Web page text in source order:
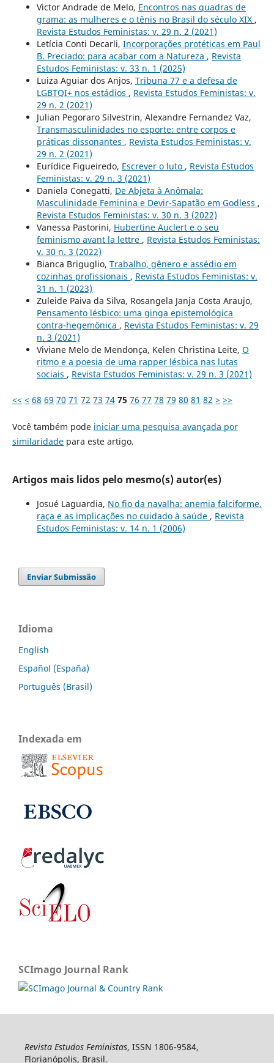
Victor Andrade de Melo, Encontros nas quadras de
grama: as mulheres e o tênis no Brasil do século XIX ,
Revista Estudos Feministas: v. 29 n. 2 (2021)
Letícia Conti Decarli, Incorporações protéticas em Paul
B. Preciado: para acabar com a Natureza , Revista
Estudos Feministas: v. 33 n. 1 (2025)
Luiza Aguiar dos Anjos, Tribuna 77 e a defesa de
LGBTQI+ nos estádios , Revista Estudos Feministas: v.
29 n. 2 (2021)
Julian Pegoraro Silvestrin, Alexandre Fernandez Vaz,
Transmasculinidades no esporte: entre corpos e
práticas dissonantes , Revista Estudos Feministas: v.
29 n. 2 (2021)
Eurídice Figueiredo, Escrever o luto , Revista Estudos
Feministas: v. 29 n. 3 (2021)
Daniela Conegatti, De Abjeta à Anômala:
Masculinidade Feminina e Devir-Sapatão em Godless ,
Revista Estudos Feministas: v. 30 n. 3 (2022)
Vanessa Pastorini, Hubertine Auclert e o seu
feminismo avant la lettre , Revista Estudos Feministas:
v. 30 n. 3 (2022)
Bianca Briguglio, Trabalho, gênero e assédio em
cozinhas profissionais , Revista Estudos Feministas: v.
31 n. 1 (2023)
Zuleide Paiva da Silva, Rosangela Janja Costa Araujo,
Pensamento lésbico: uma ginga epistemológica
contra-hegemônica , Revista Estudos Feministas: v. 29
n. 3 (2021)
Viviane Melo de Mendonça, Kelen Christina Leite, O
ritmo e a poesia de uma rapper lésbica nas lutas
sociais , Revista Estudos Feministas: v. 29 n. 3 (2021)
<< < 68 69 70 71 72 73 74 75 76 77 78 79 80 81 82 > >>
Você também pode iniciar uma pesquisa avançada por
similaridadepara este artigo.
Artigos mais lidos pelo mesmo(s) autor(es)
Josué Laguardia, No fio da navalha: anemia falciforme,
raça e as implicações no cuidado à saúde , Revista
Estudos Feministas: v. 14 n. 1 (2006)
Enviar Submissão
Idioma
English
Español (España)
Português (Brasil)
Indexada em
SCImago Journal Rank
Revista Estudos Feministas, ISSN 1806-9584,
Florianópolis, Brasil.